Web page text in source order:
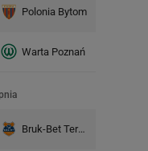
Polonia Bytom
Warta Poznań
Bruk-Bet Termalica Nieciecza